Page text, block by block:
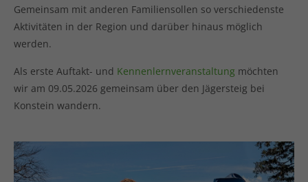
Gemeinsam mit anderen Familiensollen so verschiedenste
Aktivitäten in der Region und darüber hinaus möglich
werden.
Als erste Auftakt- und Kennenlernveranstaltung möchten
wir am 09.05.2026 gemeinsam über den Jägersteig bei
Konstein wandern.